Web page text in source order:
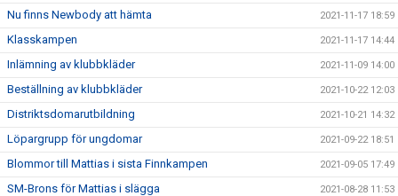
Nu finns Newbody att hämta 2021-11-17 18:59
Klasskampen 2021-11-17 14:44
Inlämning av klubbkläder 2021-11-09 14:00
Beställning av klubbkläder 2021-10-22 12:03
Distriktsdomarutbildning 2021-10-21 14:32
Löpargrupp för ungdomar 2021-09-22 18:51
Blommor till Mattias i sista Finnkampen 2021-09-05 17:49
SM-Brons för Mattias i slägga 2021-08-28 11:53